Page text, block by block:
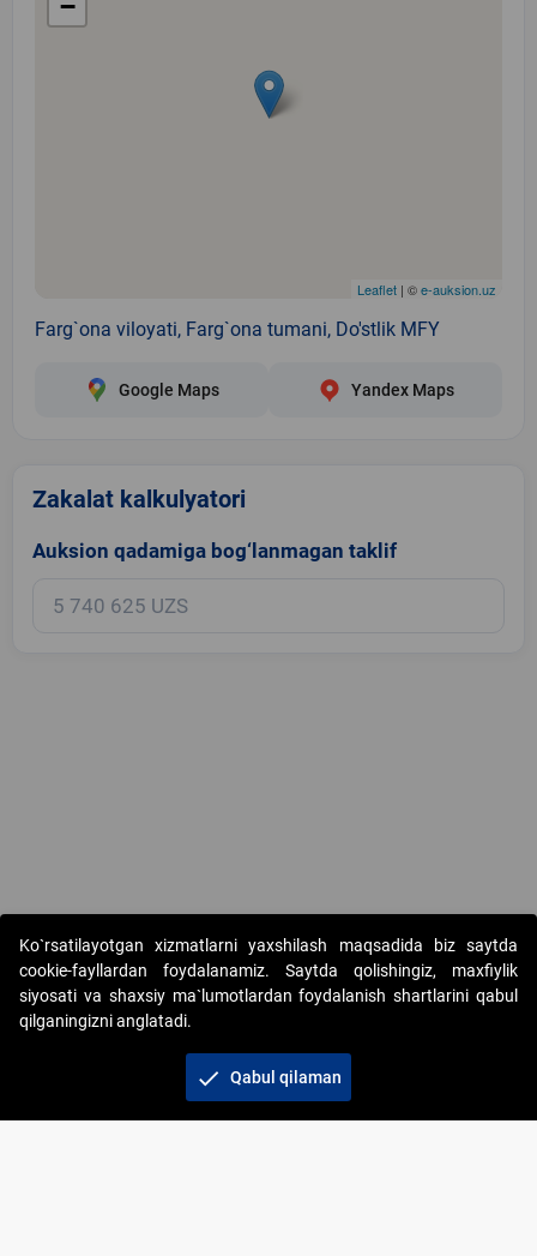
−
Leaflet | ©e-auksion.uz
Farg`ona viloyati, Farg`ona tumani, Do'stlik MFY
Google Maps Yandex Maps
Zakalat kalkulyatori
Auksion qadamiga bog‘lanmagan taklif
Copyright © 2017-2026. "Elektron onlayn-auksionlarni tashkil etish"
AJ. Barcha huquqlar himoyalangan
+998 71 202-21-11
Ko`rsatilayotgan xizmatlarni yaxshilash maqsadida biz saytda
cookie-fayllardan foydalanamiz. Saytda qolishingiz, maxfiylik
siyosati va shaxsiy ma`lumotlardan foydalanish shartlarini qabul
qilganingizni anglatadi.
check Qabul qilaman